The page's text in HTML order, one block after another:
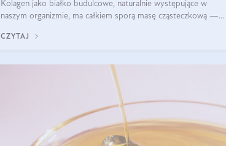
Kolagen jako białko budulcowe, naturalnie występujące w
naszym organizmie, ma całkiem sporą masę cząsteczkową —
formie, byłby trudno strawialny. Aby był lepiej przyswajalny i
CZYTAJ